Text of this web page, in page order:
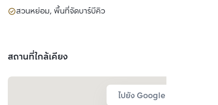
สวนหย่อม, พื้นที่จัดบาร์บีคิว
สถานที่ใกล้เคียง
ไปยัง Google Map